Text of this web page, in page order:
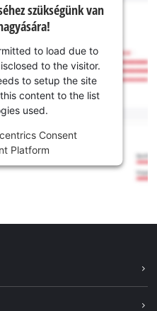
szükségünk van
to load due to
to the visitor.
to setup the site
content to the list
used.
Consent
Platform